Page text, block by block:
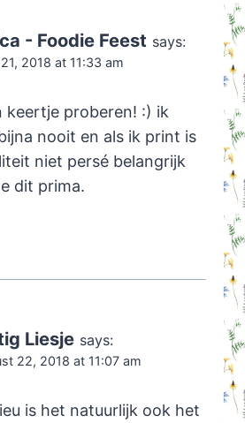
- Foodie Feest says:
2018 at 11:33 am
keertje proberen! :) ik
nooit en als ik print is
niet persé belangrijk
dit prima.
Liesje says:
22, 2018 at 11:07 am
is het natuurlijk ook het